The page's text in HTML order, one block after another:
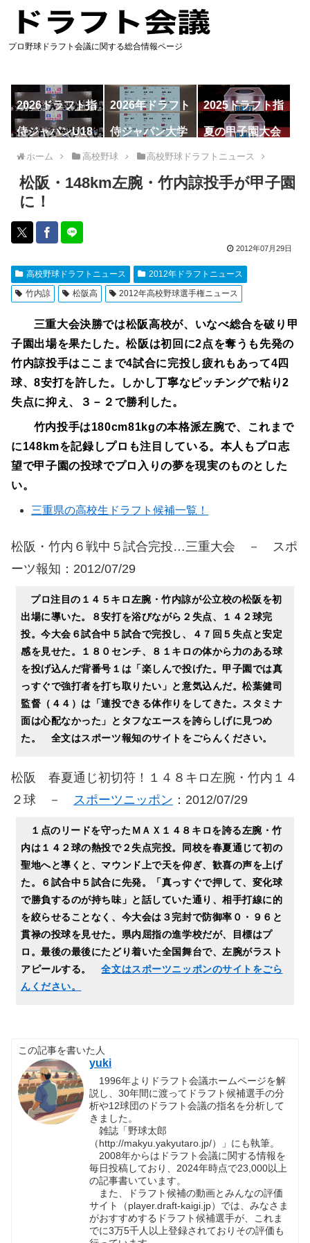
プロ野球ドラフト会議に関する総合情報ページ
2026ドラフト指
名予想
2026年ドラフト
候補
2025ドラフト指
名一覧
侍ジャパンU18
代表
侍ジャパン大学
代表
夏の甲子園大会
ホーム 高校野球 高校野球ドラフトニュース
松阪・148km左腕・竹内諒投手が甲子園
に！
2012年07月29日
高校野球ドラフトニュース
2012年ドラフトニュース
竹内諒
松阪高 2012年高校野球選手権ニュース
三重大会決勝では松阪高校が、いなべ総合を破り甲
子園出場を果たした。松阪は初回に2点を奪うも先発の
竹内諒投手はここまで4試合に完投し疲れもあって4四
球、8安打を許した。しかし丁寧なピッチングで粘り2
失点に抑え、３－２で勝利した。
竹内投手は180cm81kgの本格派左腕で、これまで
に148kmを記録しプロも注目している。本人もプロ志
望で甲子園の投球でプロ入りの夢を現実のものとした
い。
三重県の高校生ドラフト候補一覧！
松阪・竹内６戦中５試合完投…三重大会 － スポ
ーツ報知：2012/07/29
プロ注目の１４５キロ左腕・竹内諒が公立校の松阪を初
出場に導いた。８安打を浴びながら２失点、１４２球完
投。今大会６試合中５試合で完投し、４７回５失点と安定
感を見せた。１８０センチ、８１キロの体から力のある球
を投げ込んだ背番号１は「楽しんで投げた。甲子園では真
っすぐで強打者を打ち取りたい」と意気込んだ。松葉健司
監督（４４）は「連投できる体作りをしてきた。スタミナ
面は心配なかった」とタフなエースを誇らしげに見つめ
た。 全文はスポーツ報知のサイトをごらんください。
松阪 春夏通じ初切符！１４８キロ左腕・竹内１４
２球 － スポーツニッポン ：2012/07/29
１点のリードを守ったＭＡＸ１４８キロを誇る左腕・竹
内は１４２球の熱投で２失点完投。同校を春夏通じて初の
聖地へと導くと、マウンド上で天を仰ぎ、歓喜の声を上げ
た。６試合中５試合に先発。「真っすぐで押して、変化球
で勝負するのが持ち味」と話していた通り、相手打線に的
を絞らせることなく、今大会は３完封で防御率０・９６と
貫禄の投球を見せた。県内屈指の進学校だが、目標はプ
ロ。最後の最後にたどり着いた全国舞台で、左腕がラスト
アピールする。全文はスポーツニッポンのサイトをごら
んください。
この記事を書いた人
yuki
1996年よりドラフト会議ホームページを解
説し、30年間に渡ってドラフト候補選手の分
析や12球団のドラフト会議の指名を分析して
きました。
雑誌「野球太郎
（http://makyu.yakyutaro.jp/）」にも執筆。
2008年からはドラフト会議に関する情報を
毎日投稿しており、2024年時点で23,000以上
の記事書いています。
また、ドラフト候補の動画とみんなの評価
サイト（player.draft-kaigi.jp）では、みなさま
がおすすめするドラフト候補選手が、これま
でに3万5千人以上登録されておりその評価も